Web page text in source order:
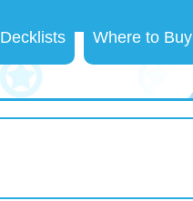
Decklists Where to Buy